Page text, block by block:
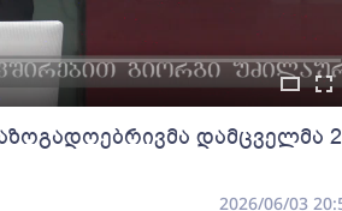
დამცველმა 2
2026/06/03